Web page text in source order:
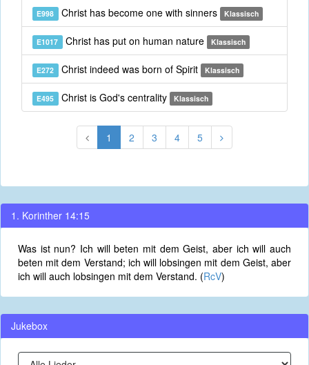
E998 Christ has become one with sinners Klassisch
E1017 Christ has put on human nature Klassisch
E272 Christ indeed was born of Spirit Klassisch
E495 Christ is God's centrality Klassisch
1 2 3 4 5
1. Korinther 14:15
Was ist nun? Ich will beten mit dem Geist, aber ich will auch
beten mit dem Verstand; ich will lobsingen mit dem Geist, aber
ich will auch lobsingen mit dem Verstand. (RcV)
Jukebox